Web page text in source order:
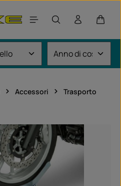
Il
Accessori Trasporto